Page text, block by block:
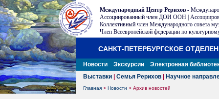
Международный Центр Рерихов -
Ассоциированный член ДОИ ООН |
Коллективный член Международного совета
Член Всеевропейской федерации по
САНКТ-ПЕТЕРБУРГСКОЕ
Новости Экскурсии
Электронная
Выставки
Семья Рерихов Научное
Главная > Новости > Архив новостей